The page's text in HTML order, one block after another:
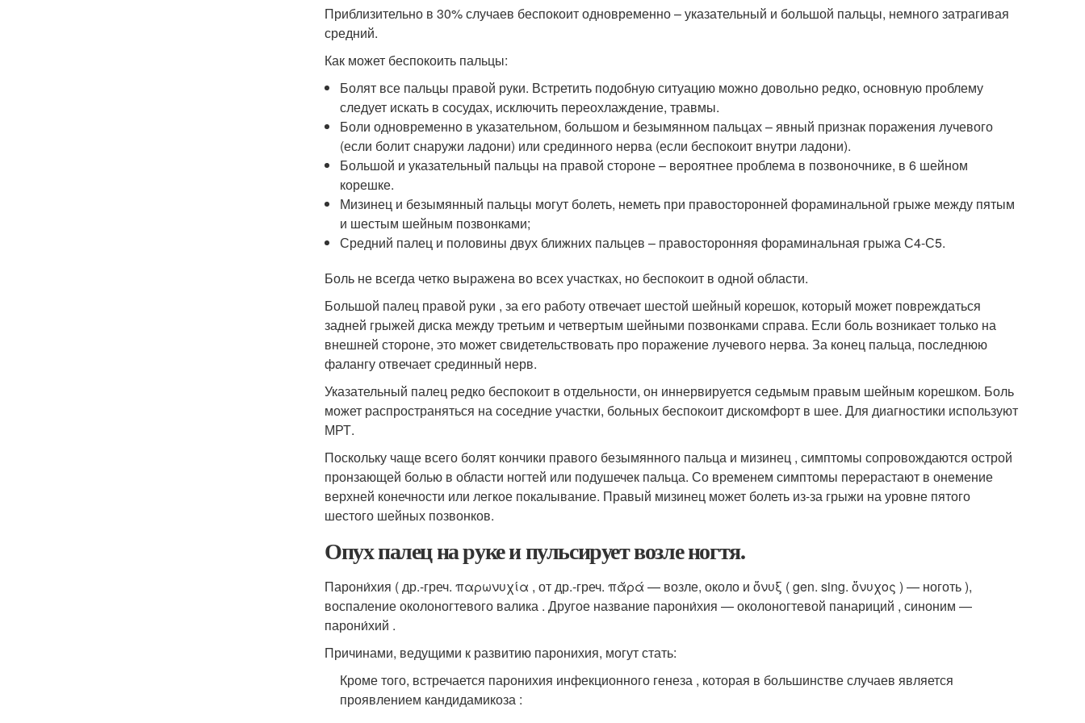
Приблизительно в 30% случаев беспокоит одновременно – указательный и большой пальцы, немного затрагивая
средний.
Как может беспокоить пальцы:
Болят все пальцы правой руки. Встретить подобную ситуацию можно довольно редко, основную проблему
следует искать в сосудах, исключить переохлаждение, травмы.
Боли одновременно в указательном, большом и безымянном пальцах – явный признак поражения лучевого
(если болит снаружи ладони) или срединного нерва (если беспокоит внутри ладони).
Большой и указательный пальцы на правой стороне – вероятнее проблема в позвоночнике, в 6 шейном
корешке.
Мизинец и безымянный пальцы могут болеть, неметь при правосторонней фораминальной грыже между пятым
и шестым шейным позвонками;
Средний палец и половины двух ближних пальцев – правосторонняя фораминальная грыжа С4-С5.
Боль не всегда четко выражена во всех участках, но беспокоит в одной области.
Большой палец правой руки , за его работу отвечает шестой шейный корешок, который может повреждаться
задней грыжей диска между третьим и четвертым шейными позвонками справа. Если боль возникает только на
внешней стороне, это может свидетельствовать про поражение лучевого нерва. За конец пальца, последнюю
фалангу отвечает срединный нерв.
Указательный палец редко беспокоит в отдельности, он иннервируется седьмым правым шейным корешком. Боль
может распространяться на соседние участки, больных беспокоит дискомфорт в шее. Для диагностики используют
МРТ.
Поскольку чаще всего болят кончики правого безымянного пальца и мизинец , симптомы сопровождаются острой
пронзающей болью в области ногтей или подушечек пальца. Со временем симптомы перерастают в онемение
верхней конечности или легкое покалывание. Правый мизинец может болеть из-за грыжи на уровне пятого
шестого шейных позвонков.
Опух палец на руке и пульсирует возле ногтя.
Парони́хия ( др.-греч. παρωνυχία , от др.-греч. πᾰρά — возле, около и ὄνυξ ( gen. sing. ὄνυχος ) — ноготь ),
воспаление околоногтевого валика . Другое название парони́хия — околоногтевой панариций , синоним —
парони́хий .
Причинами, ведущими к развитию паронихия, могут стать:
Кроме того, встречается паронихия инфекционного генеза , которая в большинстве случаев является
проявлением кандидамикоза :